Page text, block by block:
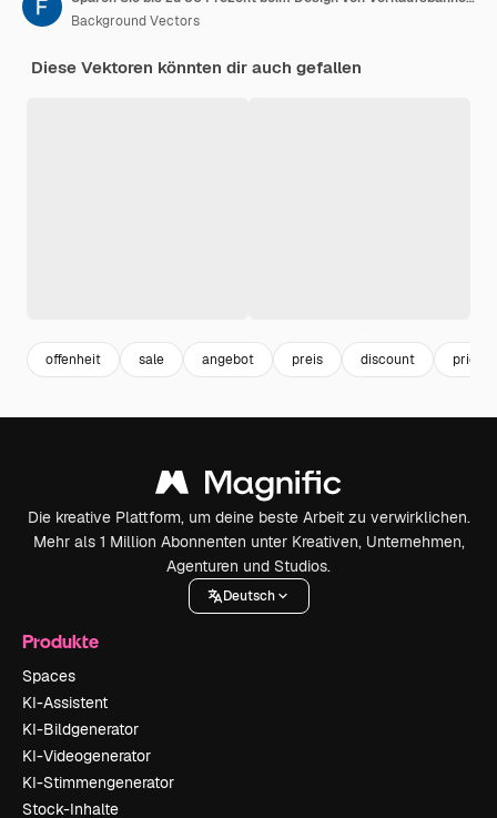
Background Vectors
Diese Vektoren könnten dir auch gefallen
offenheit sale angebot preis discount price
Die kreative Plattform, um deine beste Arbeit zu verwirklichen.
Mehr als 1 Million Abonnenten unter Kreativen, Unternehmen,
Agenturen und Studios.
Deutsch
Produkte
Spaces
KI-Assistent
KI-Bildgenerator
KI-Videogenerator
KI-Stimmengenerator
Stock-Inhalte